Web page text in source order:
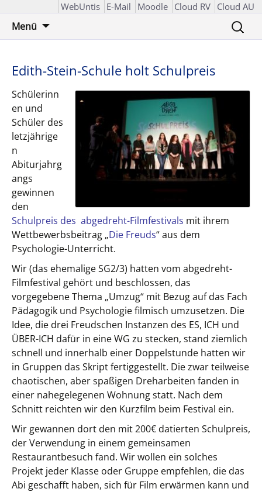
WebUntis E-Mail Moodle Cloud RV Cloud AU
Menü
Suchen
nach:
Edith-Stein-Schule holt Schulpreis
Schülerinn
en und
Schüler des
letzjährige
n
Abiturjahrg
angs
gewinnen
den
Schulpreis des abgedreht-Filmfestivals mit ihrem
Wettbewerbsbeitrag „Die Freuds“ aus dem
Psychologie-Unterricht.
Wir (das ehemalige SG2/3) hatten vom abgedreht-
Filmfestival gehört und beschlossen, das
vorgegebene Thema „Umzug“ mit Bezug auf das Fach
Pädagogik und Psychologiefilmisch umzusetzen. Die
Idee, die drei Freudschen Instanzen des ES, ICH und
ÜBER-ICH dafür in eine WG zu stecken, stand ziemlich
schnell und innerhalb einer Doppelstunde hatten wir
in Gruppen das Skript fertiggestellt. Die zwar teilweise
chaotischen, aber spaßigen Dreharbeiten fanden in
einer nahegelegenen Wohnung statt. Nach dem
Schnitt reichten wir den Kurzfilm beim Festival ein.
Wir gewannen dort den mit 200€ datierten Schulpreis,
der Verwendung in einem gemeinsamen
Restaurantbesuch fand. Wir wollen ein solches
Projekt jeder Klasse oder Gruppe empfehlen, die das
Abi geschafft haben, sich für Film erwärmen kann und